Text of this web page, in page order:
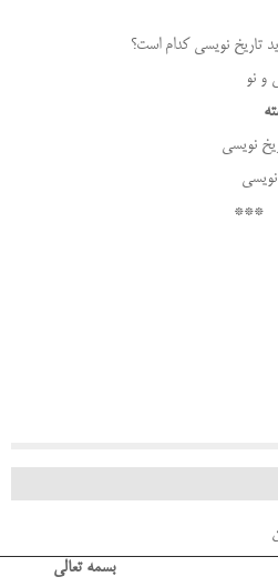
و نو
نویسی
***
بسمه تعالی